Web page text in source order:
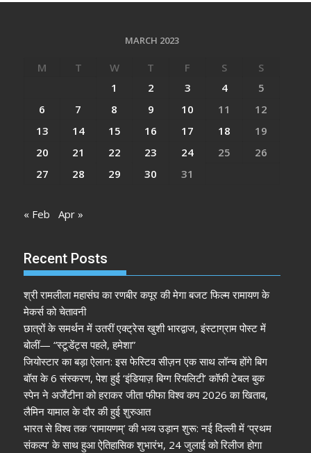
MARCH 2023
M T W T F S
S
1
2 3 4
5
6
7 8 9 10 11
12
13
14 15 16 17 18
19
20
21 22 23 24 25
26
27
28 29 30 31
« Feb Apr »
Recent Posts
श्री रामलीला महासंघ का रणबीर कपूर की मेगा बजट फिल्म रामायण के
मेकर्स को चेतावनी
छात्रों के समर्थन में उतरीं एक्ट्रेस खुशी भारद्वाज, इंस्टाग्राम पोस्ट में
बोलीं— “स्टूडेंट्स पहले, हमेशा”
जियोस्टार का बड़ा ऐलान: इस फेस्टिव सीज़न एक साथ लॉन्च होंगे बिग
बॉस के 6 संस्करण, पेश हुई ‘इंडियाज़ बिग्ग रियलिटी’ कॉफी टेबल बुक
स्पेन ने अर्जेंटीना को हराकर जीता फीफा विश्व कप 2026 का खिताब,
लैमिन यामाल के दौर की हुई शुरुआत
भारत से विश्व तक ‘रामायणम्’ की भव्य उड़ान शुरू: नई दिल्ली में ‘प्रथम
संकल्प’ के साथ हुआ ऐतिहासिक शुभारंभ, 24 जुलाई को रिलीज होगा